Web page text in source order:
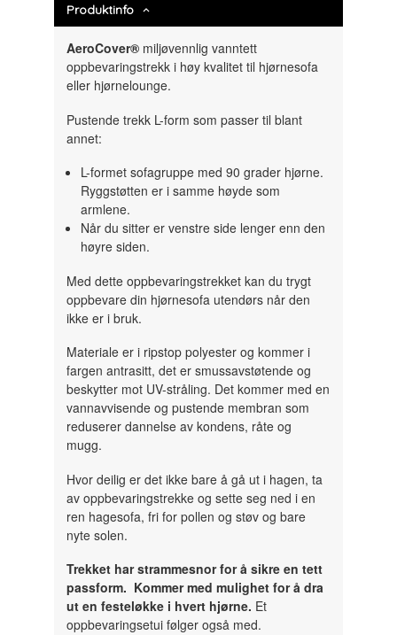
Produktinfo
AeroCover® miljøvennlig vanntett
oppbevaringstrekk i høy kvalitet til hjørnesofa
eller hjørnelounge.
Pustende trekk L-form som passer til blant
annet:
L-formet sofagruppe med 90 grader hjørne.
Ryggstøtten er i samme høyde som
armlene.
Når du sitter er venstre side lenger enn den
høyre siden.
Med dette oppbevaringstrekket kan du trygt
oppbevare din hjørnesofa utendørs når den
ikke er i bruk.
Materiale er i ripstop polyester og kommer i
fargen antrasitt, det er smussavstøtende og
beskytter mot UV-stråling. Det kommer med en
vannavvisende og pustende membran som
reduserer dannelse av kondens, råte og
mugg.
Hvor deilig er det ikke bare å gå ut i hagen, ta
av oppbevaringstrekke og sette seg ned i en
ren hagesofa, fri for pollen og støv og bare
nyte solen.
Trekket har strammesnor for å sikre en tett
passform. Kommer med mulighet for å dra
ut en festeløkke i hvert hjørne. Et
oppbevaringsetui følger også med.